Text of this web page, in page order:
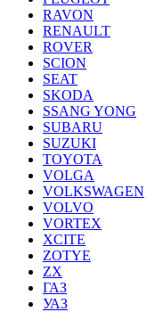
RAVON
RENAULT
ROVER
SCION
SEAT
SKODA
SSANG YONG
SUBARU
SUZUKI
TOYOTA
VOLGA
VOLKSWAGEN
VOLVO
VORTEX
XCITE
ZOTYE
ZX
ГАЗ
УАЗ